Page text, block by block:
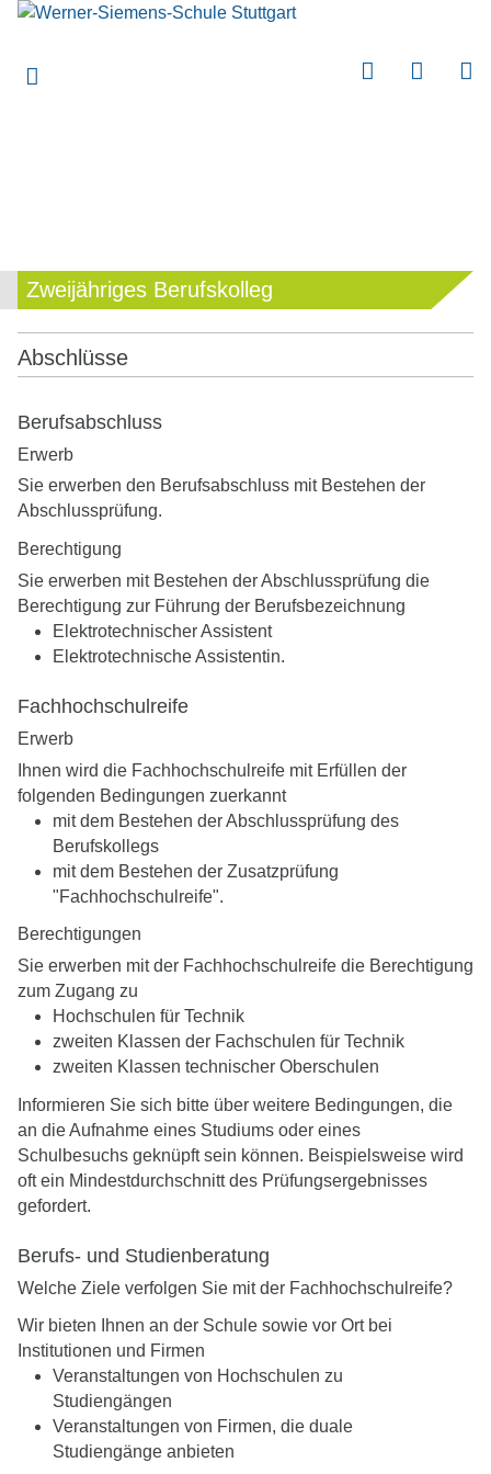
Zweijähriges Berufskolleg
Abschlüsse
Berufsabschluss
Erwerb
Sie erwerben den Berufsabschluss mit Bestehen der
Abschlussprüfung.
Berechtigung
Sie erwerben mit Bestehen der Abschlussprüfung die
Berechtigung zur Führung der Berufsbezeichnung
Elektrotechnischer Assistent
Elektrotechnische Assistentin.
Fachhochschulreife
Erwerb
Ihnen wird die Fachhochschulreife mit Erfüllen der
folgenden Bedingungen zuerkannt
mit dem Bestehen der Abschlussprüfung des
Berufskollegs
mit dem Bestehen der Zusatzprüfung
"Fachhochschulreife".
Berechtigungen
Sie erwerben mit der Fachhochschulreife die Berechtigung
zum Zugang zu
Hochschulen für Technik
zweiten Klassen der Fachschulen für Technik
zweiten Klassen technischer Oberschulen
Informieren Sie sich bitte über weitere Bedingungen, die
an die Aufnahme eines Studiums oder eines
Schulbesuchs geknüpft sein können. Beispielsweise wird
oft ein Mindestdurchschnitt des Prüfungsergebnisses
gefordert.
Berufs- und Studienberatung
Welche Ziele verfolgen Sie mit der Fachhochschulreife?
Wir bieten Ihnen an der Schule sowie vor Ort bei
Institutionen und Firmen
Veranstaltungen von Hochschulen zu
Studiengängen
Veranstaltungen von Firmen, die duale
Studiengänge anbieten